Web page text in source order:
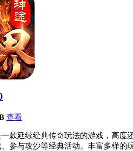
查看
一款延续经典传奇玩法的游戏，高
、参与攻沙等经典活动。丰富多样